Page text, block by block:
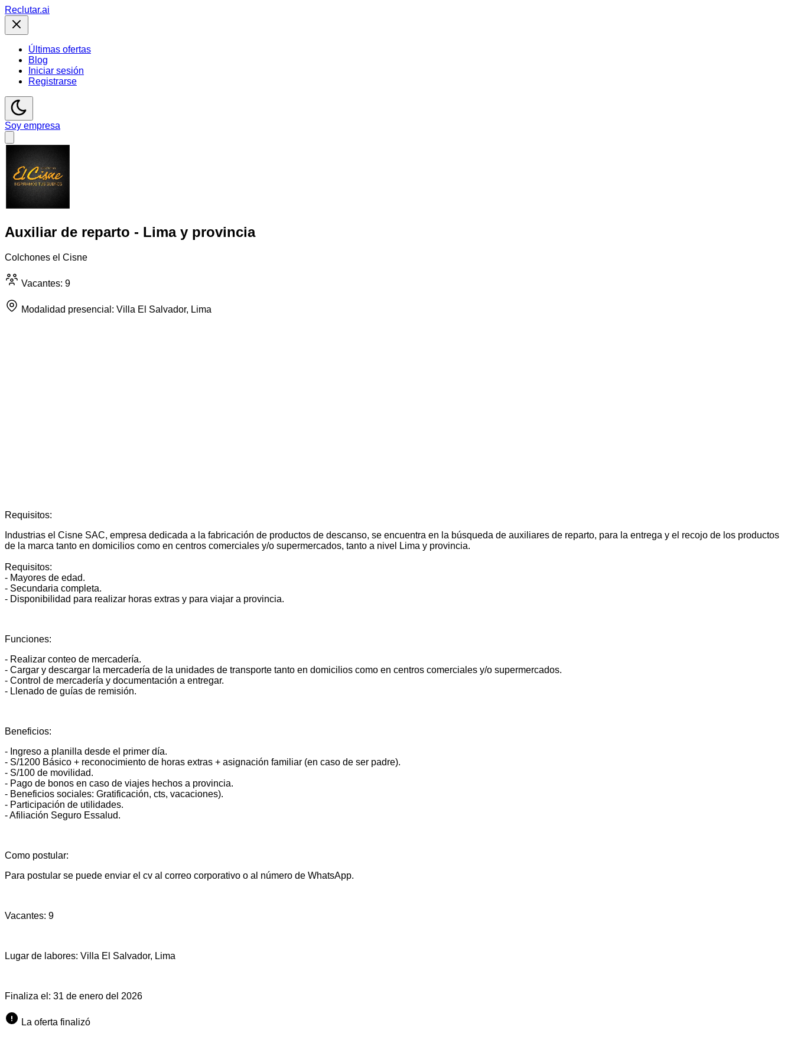
Reclutar.ai
Últimas ofertas
Blog
Iniciar sesión
Registrarse
Soy empresa
Auxiliar de reparto - Lima y provincia
Colchones el Cisne
Vacantes: 9
Modalidad presencial: Villa El Salvador, Lima
Requisitos:
Industrias el Cisne SAC, empresa dedicada a la fabricación de productos de descanso, se encuentra en la búsqueda de auxiliares de reparto, para la entrega y el recojo de los productos
de la marca tanto en domicilios como en centros comerciales y/o supermercados, tanto a nivel Lima y provincia.
Requisitos:
- Mayores de edad.
- Secundaria completa.
- Disponibilidad para realizar horas extras y para viajar a provincia.
Funciones:
- Realizar conteo de mercadería.
- Cargar y descargar la mercadería de la unidades de transporte tanto en domicilios como en centros comerciales y/o supermercados.
- Control de mercadería y documentación a entregar.
- Llenado de guías de remisión.
Beneficios:
- Ingreso a planilla desde el primer día.
- S/1200 Básico + reconocimiento de horas extras + asignación familiar (en caso de ser padre).
- S/100 de movilidad.
- Pago de bonos en caso de viajes hechos a provincia.
- Beneficios sociales: Gratificación, cts, vacaciones).
- Participación de utilidades.
- Afiliación Seguro Essalud.
Como postular:
Para postular se puede enviar el cv al correo corporativo o al número de WhatsApp.
Vacantes: 9
Lugar de labores: Villa El Salvador, Lima
Finaliza el: 31 de enero del 2026
La oferta finalizó